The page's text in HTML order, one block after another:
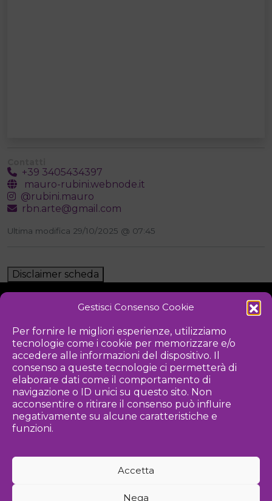
Gestisci Consenso Cookie
Per fornire le migliori esperienze, utilizziamo
tecnologie come i cookie per memorizzare e/o
accedere alle informazioni del dispositivo. Il
consenso a queste tecnologie ci permetterà di
elaborare dati come il comportamento di
navigazione o ID unici su questo sito. Non
acconsentire o ritirare il consenso può influire
negativamente su alcune caratteristiche e
funzioni.
Accetta
Nega
+39 3405434397
mauro-rubini.webnode.it
@rubini.mauro
rbn.arte@gmail.com
Ultima modifica 29/10/2025 @ 07:45
Disclaimer scheda
PRIVACY POLICY
Iniziativa
Associazione culturale per la promozione delle arti visive